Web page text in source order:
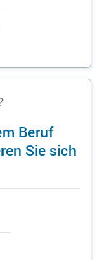
Beruf
Sie sich